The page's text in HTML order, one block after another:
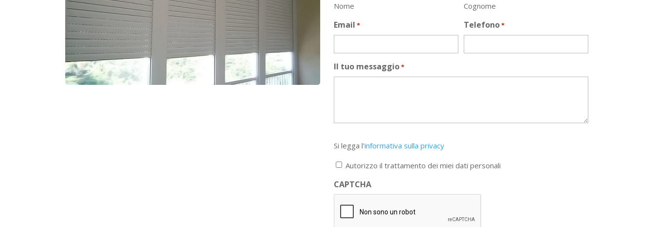
Nome Cognome
Email * Telefono*
Il tuo messaggio*
legga
l'informativa
privacy
*
Si legga l'informativa sulla privacy
Autorizzo il trattamento dei miei dati personali
CAPTCHA